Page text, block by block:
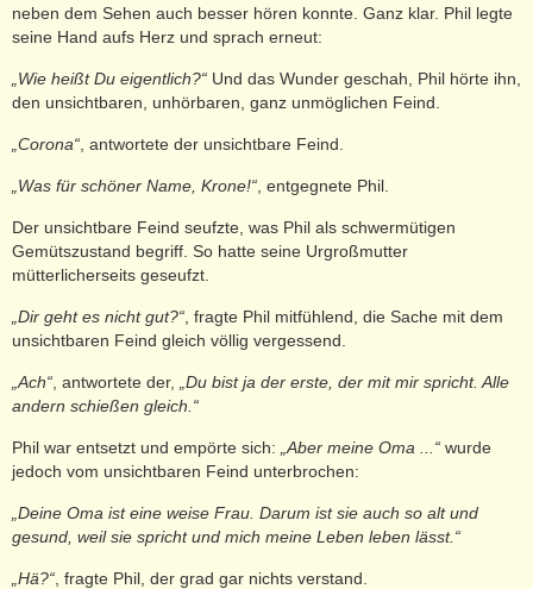
neben dem Sehen auch besser hören konnte. Ganz klar. Phil legte
seine Hand aufs Herz und sprach erneut:
„Wie heißt Du eigentlich?“ Und das Wunder geschah, Phil hörte ihn,
den unsichtbaren, unhörbaren, ganz unmöglichen Feind.
„Corona“ , antwortete der unsichtbare Feind.
„Was für schöner Name, Krone!“ , entgegnete Phil.
Der unsichtbare Feind seufzte, was Phil als schwermütigen
Gemütszustand begriff. So hatte seine Urgroßmutter
mütterlicherseits geseufzt.
„Dir geht es nicht gut?“ , fragte Phil mitfühlend, die Sache mit dem
unsichtbaren Feind gleich völlig vergessend.
„Ach“ , antwortete der,
„Du bist ja der erste, der mit mir spricht. Alle
andern schießen gleich.“
Phil war entsetzt und empörte sich: „Aber meine Oma ...“ wurde
jedoch vom unsichtbaren Feind unterbrochen:
„Deine Oma ist eine weise Frau. Darum ist sie auch so alt und
gesund, weil sie spricht und mich meine Leben leben lässt.“
„Hä?“ , fragte Phil, der grad gar nichts verstand.